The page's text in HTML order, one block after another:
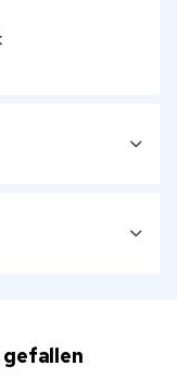
gefallen